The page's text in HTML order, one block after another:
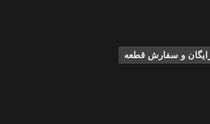
و سفارش قطعه